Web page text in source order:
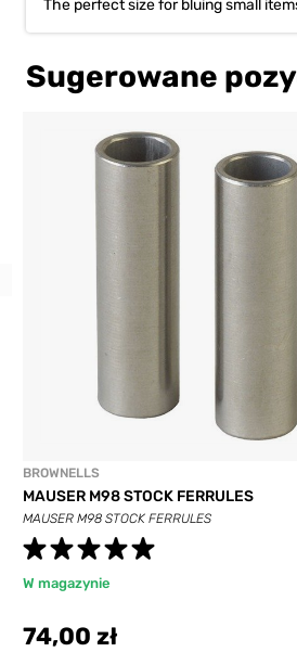
The perfect size for bluing small
Sugerowane
BROWNELLS
MAUSER M98 STOCK FERRULES
MAUSER M98 STOCK FERRULES
W magazynie
74,00 zł